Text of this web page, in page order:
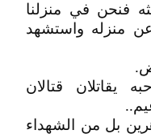
فنحن في منزلنا
منزله واستشهد
يقاتلان قتالان
بل من الشهداء